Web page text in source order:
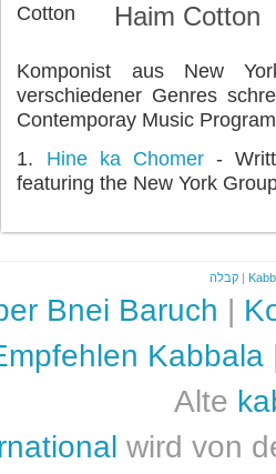
Haim Cotton
Komponist aus New
verschiedener Genres
Contemporay Music
1. Hine ka Chomer-
featuring the New York
קבלה
Bnei Baruch
Kabbala
Alte
wird von